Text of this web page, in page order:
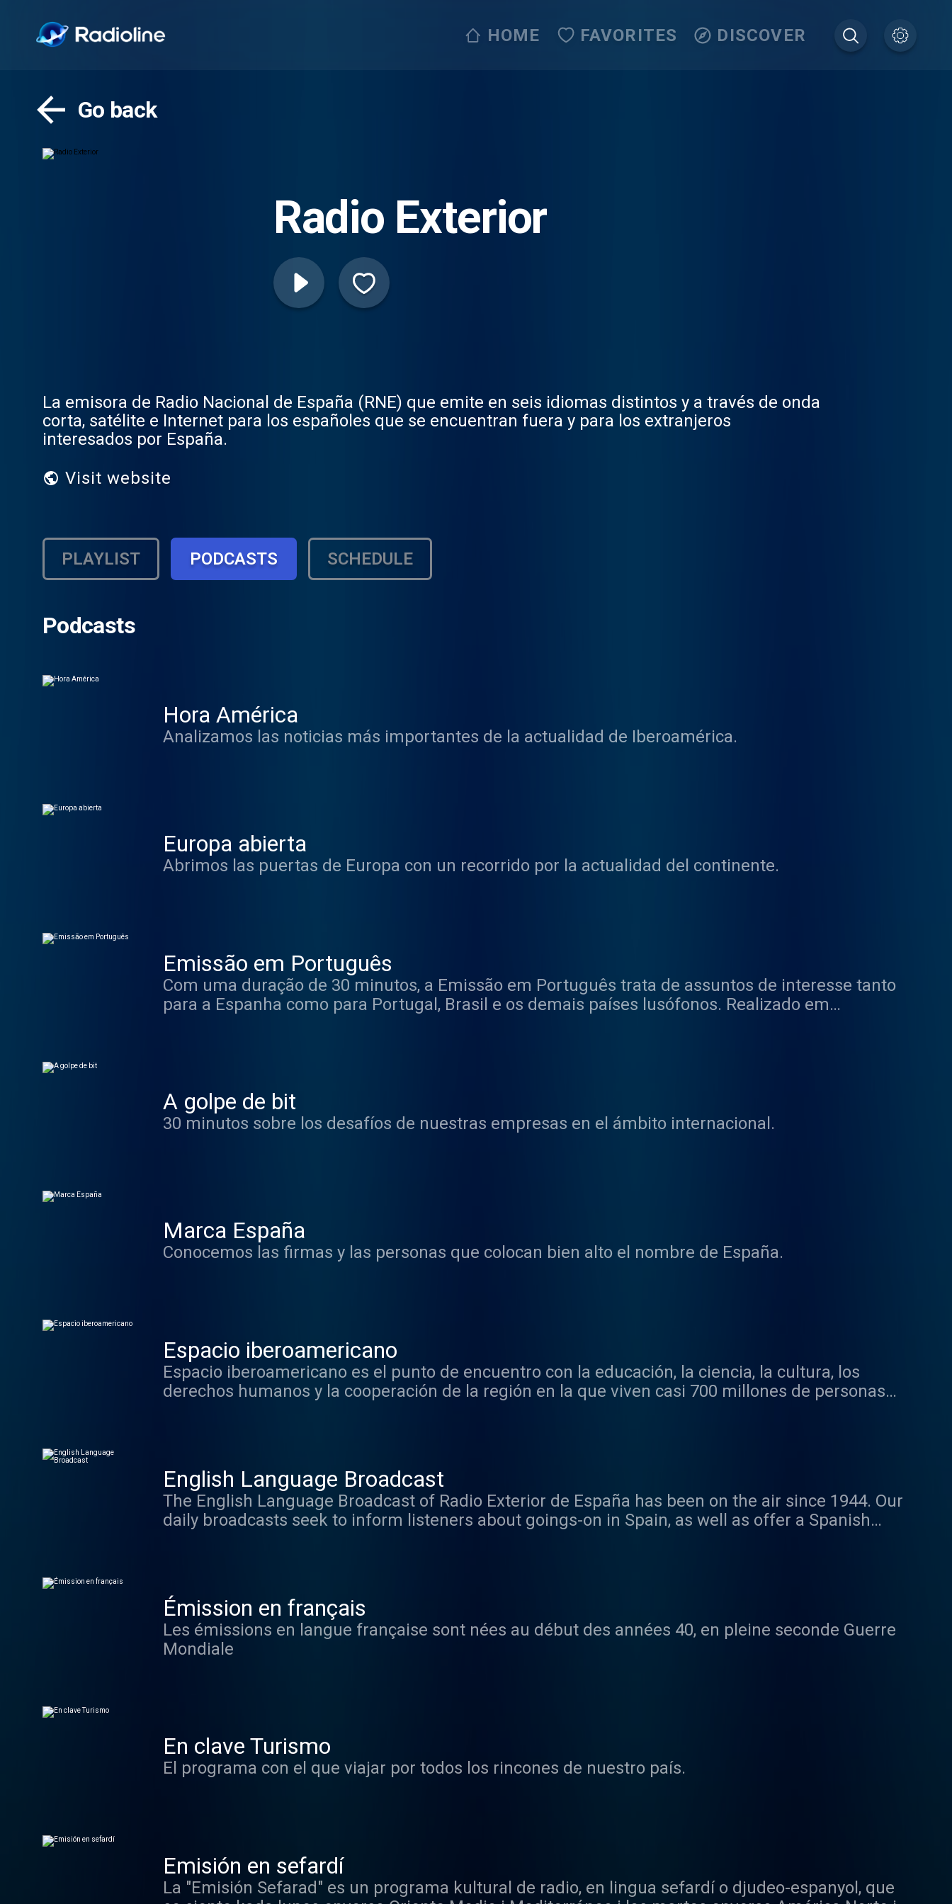
HOME FAVORITES DISCOVER
Go back
Radio Exterior
La emisora de Radio Nacional de España (RNE) que emite en seis idiomas distintos y a través de onda
corta, satélite e Internet para los españoles que se encuentran fuera y para los extranjeros
interesados por España.
Visit website
PLAYLIST PODCASTS SCHEDULE
Podcasts
Hora América
Analizamos las noticias más importantes de la actualidad de Iberoamérica.
Europa abierta
Abrimos las puertas de Europa con un recorrido por la actualidad del continente.
Emissão em Português
Com uma duração de 30 minutos, a Emissão em Português trata de assuntos de interesse tanto
para a Espanha como para Portugal, Brasil e os demais países lusófonos. Realizado em
A golpe de bit
30 minutos sobre los desafíos de nuestras empresas en el ámbito internacional.
Marca España
Conocemos las firmas y las personas que colocan bien alto el nombre de España.
Espacio iberoamericano
Espacio iberoamericano es el punto de encuentro con la educación, la ciencia, la cultura, los
derechos humanos y la cooperación de la región en la que viven casi 700 millones de personas
English Language Broadcast
The English Language Broadcast of Radio Exterior de España has been on the air since 1944. Our
daily broadcasts seek to inform listeners about goings-on in Spain, as well as offer a Spanish
Émission en français
Les émissions en langue française sont nées au début des années 40, en pleine seconde Guerre
Mondiale
En clave Turismo
El programa con el que viajar por todos los rincones de nuestro país.
Emisión en sefardí
La "Emisión Sefarad" es un programa kultural de radio, en lingua sefardí o djudeo-espanyol, que